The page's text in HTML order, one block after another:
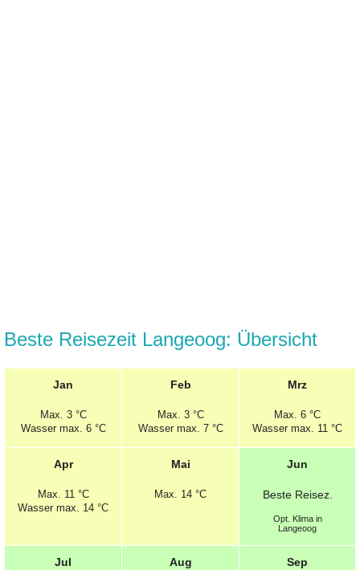
Beste Reisezeit Langeoog: Übersicht
Jan
Max. 3 °C
Wasser max. 6 °C
Feb
Max. 3 °C
Wasser max. 7 °C
Mrz
Max. 6 °C
Wasser max. 11 °C
Apr
Max. 11 °C
Wasser max. 14 °C
Mai
Max. 14 °C
Jun
Beste Reisez.
Opt. Klima in
Langeoog
Jul Aug Sep